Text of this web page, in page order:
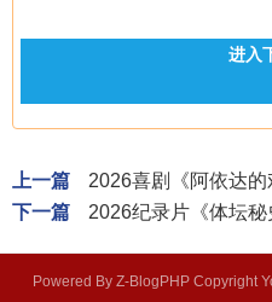
进入
上一篇
2026喜剧《阿依达
下一篇
2026纪录片《体坛
Powered By Z-BlogPHP Copyright